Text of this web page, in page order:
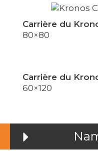
Carrière du
80×80
Carrière du
60×120